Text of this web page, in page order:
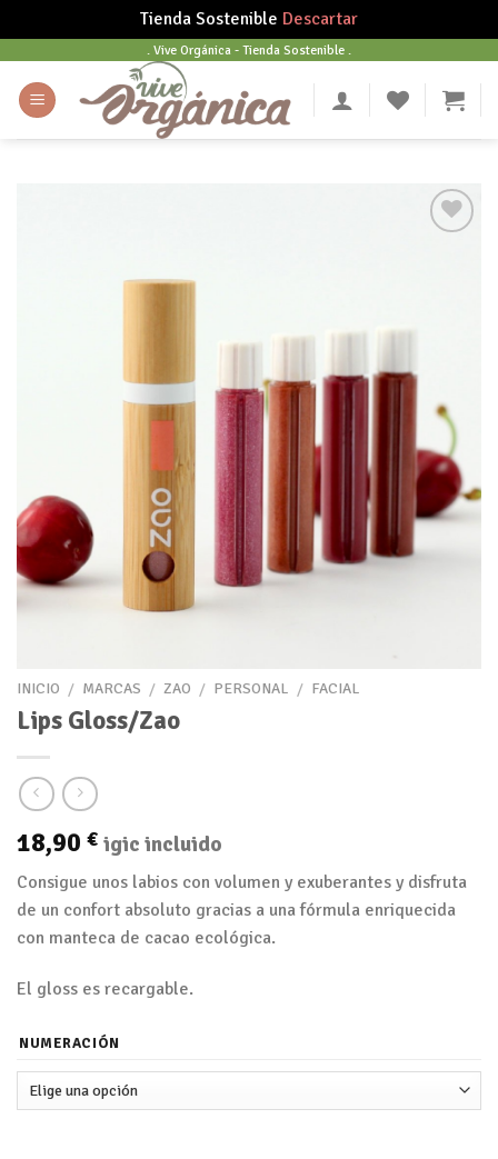
Tienda Sostenible Descartar
content
. Vive Orgánica - Tienda Sostenible .
INICIO / MARCAS / ZAO / PERSONAL / FACIAL
Lips Gloss/Zao
18,90 € igic incluido
Consigue unos labios con volumen y exuberantes y disfruta
de un confort absoluto gracias a una fórmula enriquecida
con manteca de cacao ecológica.
El gloss es recargable.
NUMERACIÓN